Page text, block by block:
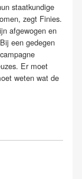
staatkundige
zegt Finies.
afgewogen en
een gedegen
Er moet
weten wat de